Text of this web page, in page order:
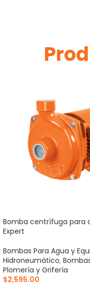
Bomba centrífuga para
Expert
Bombas Para Agua y
Hidroneumático,
Plomería y Grifería
$2,595.00